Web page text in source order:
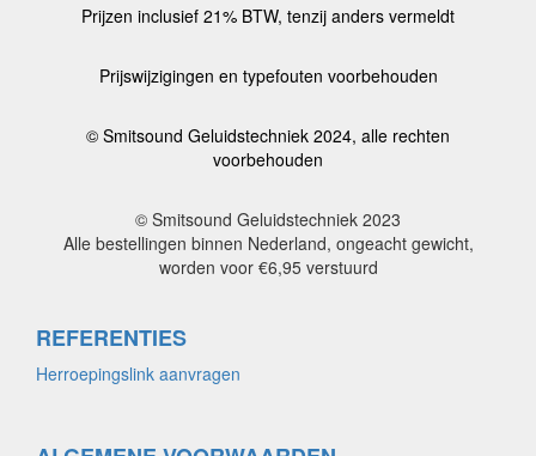
Prijzen inclusief 21% BTW, tenzij anders vermeldt
Prijswijzigingen en typefouten voorbehouden
© Smitsound Geluidstechniek 2024, alle rechten
voorbehouden
© Smitsound Geluidstechniek 2023
Alle bestellingen binnen Nederland, ongeacht gewicht,
worden voor €6,95 verstuurd
REFERENTIES
Herroepingslink aanvragen